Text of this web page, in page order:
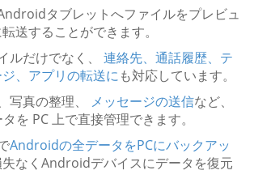
タブレットへファイルをプレビュ
送することができます。
ルだけでなく、 連絡先、通話履歴、テ
、アプリの転送にも対応しています。
写真の整理、 メッセージの送信など、
を PC 上で直接管理できます。
Androidの全データをPCにバックアッ
失なくAndroidデバイスにデータを復元